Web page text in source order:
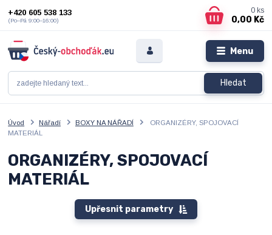
Menu
Hledat
+420 605 538 133
(Po–Pá 9:00–16:00)
0 ks
0,00 Kč
Úvod Nářadí BOXY NA NÁŘADÍ
ORGANIZÉRY, SPOJOVACÍ
MATERIÁL
ORGANIZÉRY, SPOJOVACÍ
MATERIÁL
Upřesnit parametry